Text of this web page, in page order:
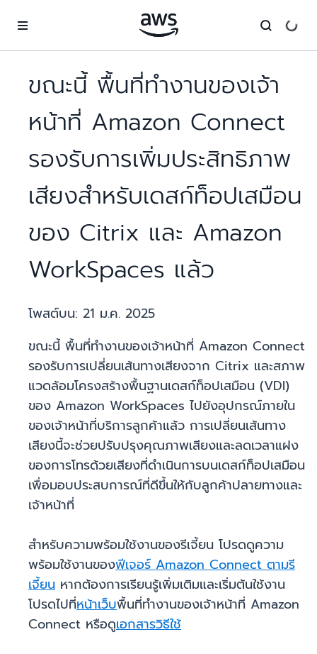
ขณะนี้ พื้นที่ทำงานของเจ้า
หน้าที่ Amazon Connect
รองรับการเพิ่มประสิทธิภาพ
เสียงสำหรับเดสก์ท็อปเสมือน
ของ Citrix และ Amazon
WorkSpaces แล้ว
โพสต์บน: 21 ม.ค. 2025
ขณะนี้ พื้นที่ทำงานของเจ้าหน้าที่ Amazon Connect
รองรับการเปลี่ยนเส้นทางเสียงจาก Citrix และสภาพ
แวดล้อมโครงสร้างพื้นฐานเดสก์ท็อปเสมือน (VDI)
ของ Amazon WorkSpaces ไปยังอุปกรณ์ภายใน
ของเจ้าหน้าที่บริการลูกค้าแล้ว การเปลี่ยนเส้นทาง
เสียงนี้จะช่วยปรับปรุงคุณภาพเสียงและลดเวลาแฝง
ของการโทรด้วยเสียงที่ดำเนินการบนเดสก์ท็อปเสมือน
เพื่อมอบประสบการณ์ที่ดีขึ้นให้กับลูกค้าปลายทางและ
เจ้าหน้าที่
สำหรับความพร้อมใช้งานของรีเจี้ยน โปรดดูความ
พร้อมใช้งานของฟีเจอร์ Amazon Connect ตามรี
เจี้ยน หากต้องการเรียนรู้เพิ่มเติมและเริ่มต้นใช้งาน
โปรดไปที่หน้าเว็บพื้นที่ทำงานของเจ้าหน้าที่ Amazon
Connect หรือดูเอกสารวิธีใช้